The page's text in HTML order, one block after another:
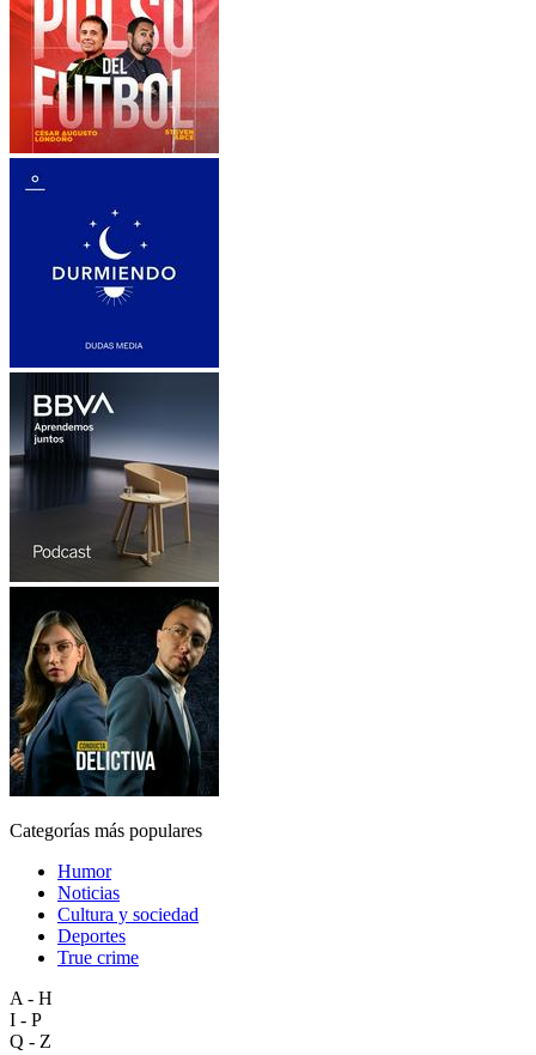
Categorías más populares
Humor
Noticias
Cultura y sociedad
Deportes
True crime
A - H
I - P
Q - Z